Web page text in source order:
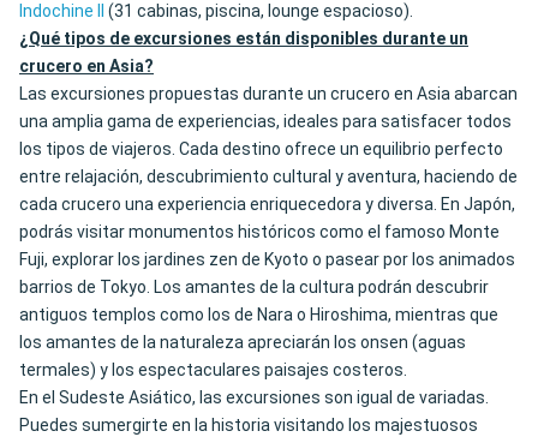
Indochine II
(31 cabinas, piscina, lounge espacioso).
¿Qué tipos de excursiones están disponibles durante un
crucero en Asia?
Las excursiones propuestas durante un crucero en Asia abarcan
una amplia gama de experiencias, ideales para satisfacer todos
los tipos de viajeros. Cada destino ofrece un equilibrio perfecto
entre relajación, descubrimiento cultural y aventura, haciendo de
cada crucero una experiencia enriquecedora y diversa. En Japón,
podrás visitar monumentos históricos como el famoso Monte
Fuji, explorar los jardines zen de Kyoto o pasear por los animados
barrios de Tokyo. Los amantes de la cultura podrán descubrir
antiguos templos como los de Nara o Hiroshima, mientras que
los amantes de la naturaleza apreciarán los onsen (aguas
termales) y los espectaculares paisajes costeros.
En el Sudeste Asiático, las excursiones son igual de variadas.
Puedes sumergirte en la historia visitando los majestuosos